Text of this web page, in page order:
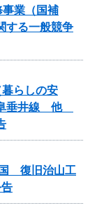
業（国補
する一般競争
らしの安
阜垂井線 他
復旧治山工